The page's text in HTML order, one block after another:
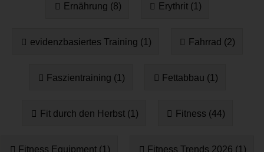
Ernährung (8) Erythrit (1)
evidenzbasiertes Training (1) Fahrrad (2)
Faszientraining (1) Fettabbau (1)
Fit durch den Herbst (1) Fitness (44)
Fitness Equipment (1) Fitness Trends 2026 (1)